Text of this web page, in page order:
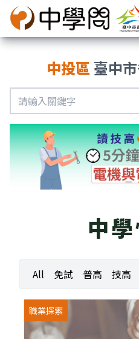
中投區 臺中
中
All 免試 普高 技高
運動
職業探索 職探
職業探索